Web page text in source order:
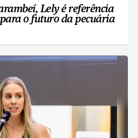
Lely é referência
o futuro da pecuária